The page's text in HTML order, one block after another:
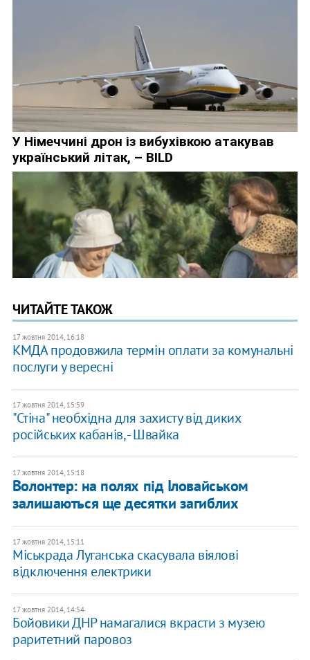
ЧИТАЙТЕ ТАКОЖ
17 жовтня 2014, 16:18
КМДА продовжила термін оплати за комунальні
послуги у вересні
17 жовтня 2014, 15:59
"Стіна" необхідна для захисту від диких
російських кабанів, - Швайка
17 жовтня 2014, 15:18
Волонтер: на полях під Іловайськом
залишаються ще десятки загиблих
17 жовтня 2014, 15:11
Міськрада Луганська скасувала віялові
відключення електрики
17 жовтня 2014, 14:54
Бойовики ДНР намагалися вкрасти з музею
раритетний паровоз